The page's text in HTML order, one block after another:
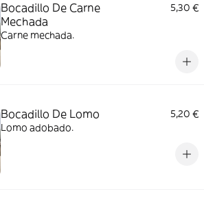
Bocadillo De Carne
Mechada
5,30 €
Carne mechada.
Bocadillo De Lomo
5,20 €
Lomo adobado.